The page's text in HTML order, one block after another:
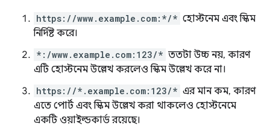
https://www.example.com:*/* হোস্টনেম এবং স্কিম
নির্দিষ্ট করে।
*:/www.example.com:123/* ততটা উচ্চ নয়, কারণ
এটি হোস্টনেম উল্লেখ করলেও স্কিম উল্লেখ করে না।
https://*.example.com:123/* এর মান কম, কারণ
এতে পোর্ট এবং স্কিম উল্লেখ করা থাকলেও হোস্টনেমে
একটি ওয়াইল্ডকার্ড রয়েছে।